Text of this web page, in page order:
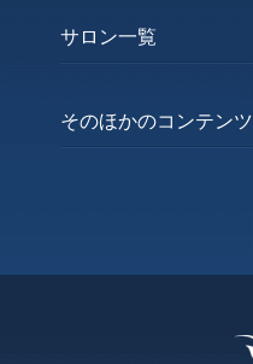
サロン一覧
そのほかのコンテンツ